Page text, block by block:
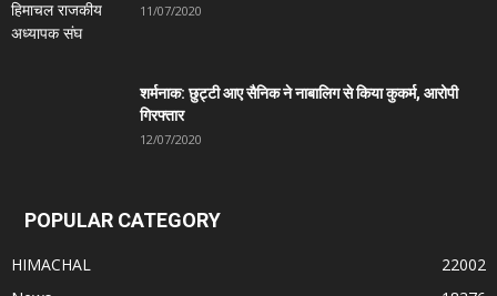
11/07/2020
शर्मनाक: छुट्टी आए सैनिक ने नाबालिग से किया कुकर्म, आरोपी
गिरफ्तार
12/07/2020
POPULAR CATEGORY
HIMACHAL
22002